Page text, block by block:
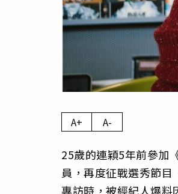
A+ A-
25歲的連穎5年前參加
員，再度征戰選秀節
專訪時，被經紀人爆